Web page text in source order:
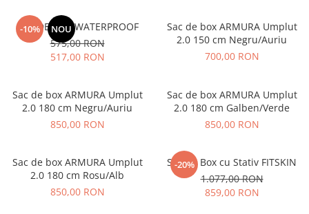
-10% NOU
SAC DE BOX WATERPROOF
575,00 RON
517,00 RON
Sac de box ARMURA Umplut
2.0 150 cm Negru/Auriu
700,00 RON
Sac de box ARMURA Umplut
2.0 180 cm Negru/Auriu
850,00 RON
Sac de box ARMURA Umplut
2.0 180 cm Galben/Verde
850,00 RON
Sac de box ARMURA Umplut
2.0 180 cm Rosu/Alb
850,00 RON
-20%
Sac de Box cu Stativ FITSKIN
1.077,00 RON
859,00 RON